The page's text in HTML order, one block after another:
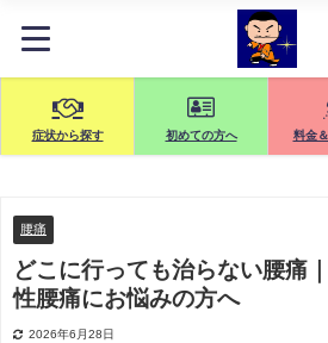
症状から探す 初めての方へ 料金
腰痛
どこに行っても治らない腰痛
性腰痛にお悩みの方へ
2026年6月28日